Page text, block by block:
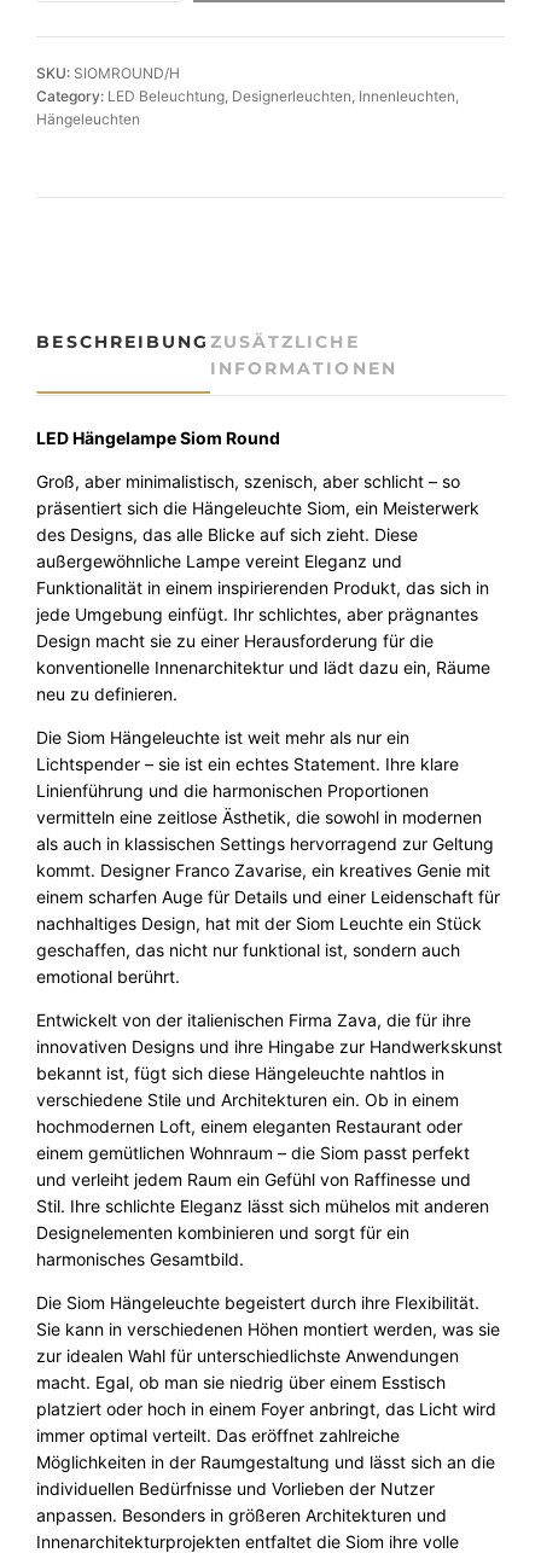
e
r
n
L
H
h
e
S
i
o
m
R
o
u
n
d
Z
a
L
M
n
g
e
SKU: SIOMROUND/H
Category: LED Beleuchtung, Designerleuchten, Innenleuchten
Hängeleuchten
BESCHREIBUNG ZUSÄTZLICHE
INFORMATIONEN
LED Hängelampe Siom Round
Groß, aber minimalistisch, szenisch, aber schlicht – so
präsentiert sich die Hängeleuchte Siom, ein Meisterwerk
des Designs, das alle Blicke auf sich zieht. Diese
außergewöhnliche Lampe vereint Eleganz und
Funktionalität in einem inspirierenden Produkt, das sich in
jede Umgebung einfügt. Ihr schlichtes, aber prägnantes
Design macht sie zu einer Herausforderung für die
konventionelle Innenarchitektur und lädt dazu ein, Räume
neu zu definieren.
Die Siom Hängeleuchte ist weit mehr als nur ein
Lichtspender – sie ist ein echtes Statement. Ihre klare
Linienführung und die harmonischen Proportionen
vermitteln eine zeitlose Ästhetik, die sowohl in modernen
als auch in klassischen Settings hervorragend zur Geltung
kommt. Designer Franco Zavarise, ein kreatives Genie mit
einem scharfen Auge für Details und einer Leidenschaft für
nachhaltiges Design, hat mit der Siom Leuchte ein Stück
geschaffen, das nicht nur funktional ist, sondern auch
emotional berührt.
Entwickelt von der italienischen Firma Zava, die für ihre
innovativen Designs und ihre Hingabe zur Handwerkskunst
bekannt ist, fügt sich diese Hängeleuchte nahtlos in
verschiedene Stile und Architekturen ein. Ob in einem
hochmodernen Loft, einem eleganten Restaurant oder
einem gemütlichen Wohnraum – die Siom passt perfekt
und verleiht jedem Raum ein Gefühl von Raffinesse und
Stil. Ihre schlichte Eleganz lässt sich mühelos mit anderen
Designelementen kombinieren und sorgt für ein
harmonisches Gesamtbild.
Die Siom Hängeleuchte begeistert durch ihre Flexibilität.
Sie kann in verschiedenen Höhen montiert werden, was sie
zur idealen Wahl für unterschiedlichste Anwendungen
macht. Egal, ob man sie niedrig über einem Esstisch
platziert oder hoch in einem Foyer anbringt, das Licht wird
immer optimal verteilt. Das eröffnet zahlreiche
Möglichkeiten in der Raumgestaltung und lässt sich an die
individuellen Bedürfnisse und Vorlieben der Nutzer
anpassen. Besonders in größeren Architekturen und
Innenarchitekturprojekten entfaltet die Siom ihre volle